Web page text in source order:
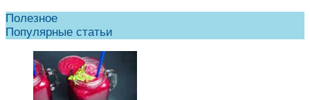
Полезное
Популярные статьи